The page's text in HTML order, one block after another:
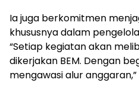
Ia juga berkomitmen
khususnya dalam
“Setiap kegiatan akan
dikerjakan BEM. Dengan
mengawasi alur